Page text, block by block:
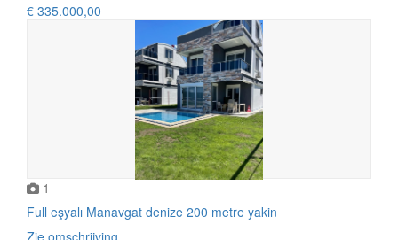
€ 335.000,00
1
Full eşyalı Manavgat denize 200 metre yakin
Zie omschrijving